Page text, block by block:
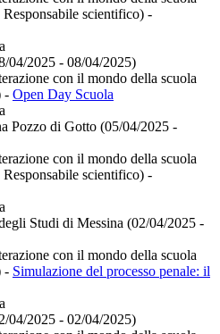
scientifico) -
04/2025 - 08/04/2025)
con il mondo della scuola
- Open Day Scuola
Pozzo di Gotto (05/04/2025 -
con il mondo della scuola
scientifico) -
Studi di Messina (02/04/2025 -
con il mondo della scuola
- Simulazione del processo penale: il
04/2025 - 02/04/2025)